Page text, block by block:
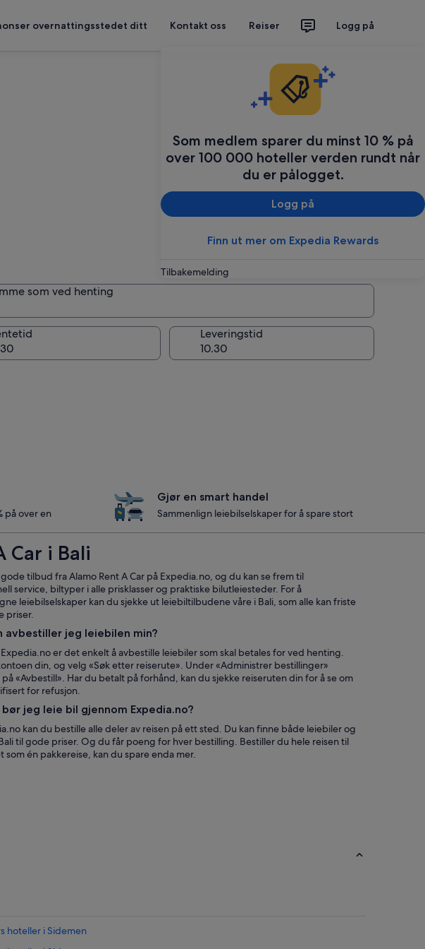
overnattingsstedet ditt Kontakt oss Reiser Logg på
Som medlem sparer du minst 10 % på
over 100 000 hoteller verden rundt når
du er pålogget.
Logg på
Finn ut mer om Expedia Rewards
Tilbakemelding
som ved henting
som ved henting
Leveringstid
på over en
Gjør en smart handel
Sammenlign leiebilselskaper for å spare stort
Car i Bali
tilbud fra Alamo Rent A Car på Expedia.no, og du kan se frem til
service, biltyper i alle prisklasser og praktiske bilutleiesteder. For å
leiebilselskaper kan du sjekke ut leiebiltilbudene våre i Bali, som alle kan friste
priser.
avbestiller jeg leiebilen min?
er det enkelt å avbestille leiebiler som skal betales for ved henting.
din, og velg «Søk etter reiserute». Under «Administrer bestillinger»
«Avbestill». Har du betalt på forhånd, kan du sjekke reiseruten din for å se om
for refusjon.
jeg leie bil gjennom Expedia.no?
kan du bestille alle deler av reisen på ett sted. Du kan finne både leiebiler og
til gode priser. Og du får poeng for hver bestilling. Bestiller du hele reisen til
som én pakkereise, kan du spare enda mer.
hoteller i Sidemen